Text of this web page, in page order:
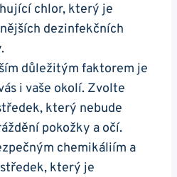
chlor, který je
dezinfekčních
důležitým faktorem je
i vaše okolí. Zvolte
který nebude
pokožky a očí.
chemikáliím a
který je